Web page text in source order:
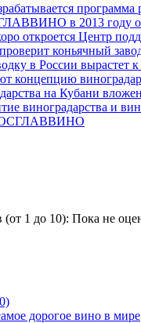
программа
в 2013 году
откроется Центр
коньячный
в России вырастет
концепцию
на Кубани
виноградарства и
РОСГЛАВВИНО
(от 1 до 10): Пока не
дорогое вино в мире